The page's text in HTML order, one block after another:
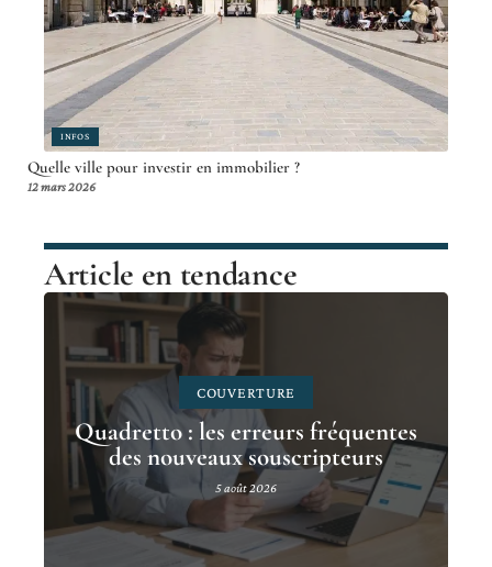
INFOS
Quelle ville pour investir en immobilier ?
12 mars 2026
Article en tendance
COUVERTURE
Quadretto : les erreurs fréquentes
des nouveaux souscripteurs
5 août 2026